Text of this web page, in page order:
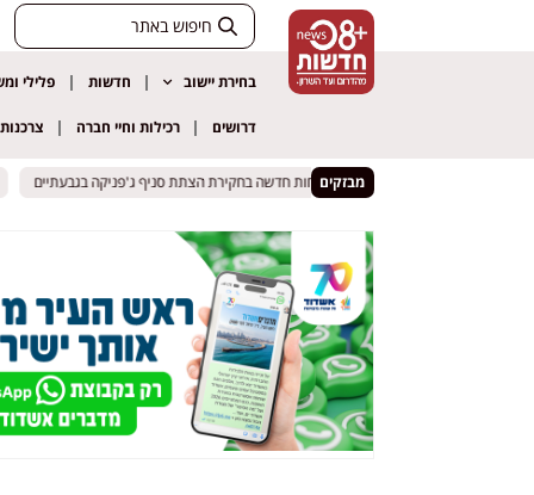
בחירת יישוב חדשות פלילי
דרושים רכילות וחיי חברה צרכנות
מבזקים